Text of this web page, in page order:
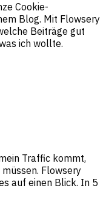
Cookie-
Blog. Mit Flowsery
Beiträge gut
ich wollte.
Traffic kommt,
Flowsery
auf einen Blick. In 5